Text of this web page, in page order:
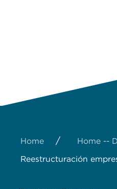
Home / Home --
Reestructuración